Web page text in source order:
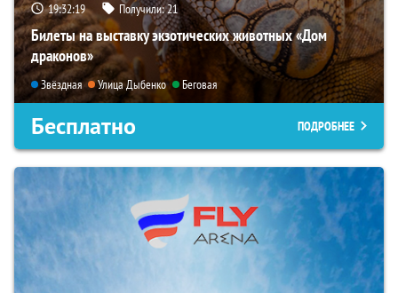
19:32:17 Получили:21
Билеты на выставку экзотических животных «Дом
драконов»
Звёздная Улица Дыбенко Беговая
Бесплатно ПОДРОБНЕЕ